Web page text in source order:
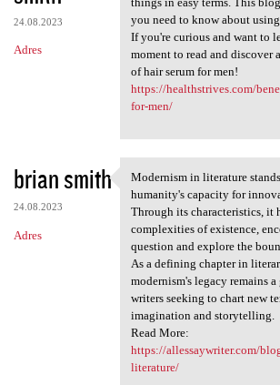
24.08.2023
Adres
you need to know about using
If you're curious and want to
moment to read and discover
of hair serum for men!
https://healthstrives.com/
for-men/
brian smith
24.08.2023
Adres
Modernism in literature
Modernism in literature
humanity's capacity for
Through its characteristics, it
complexities of existence,
question and explore the
As a defining chapter in
modernism's legacy remains
writers seeking to chart new
imagination and storytelling.
Read More:
https://allessaywriter.com/
literature/